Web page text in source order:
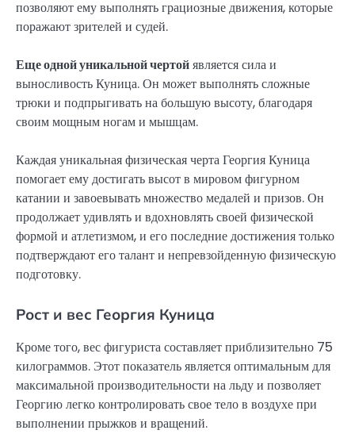
позволяют ему выполнять грациозные движения, которые
поражают зрителей и судей.
Еще одной уникальной чертойявляется сила и
выносливость Куница. Он может выполнять сложные
трюки и подпрыгивать на большую высоту, благодаря
своим мощным ногам и мышцам.
Каждая уникальная физическая черта Георгия Куница
помогает ему достигать высот в мировом фигурном
катании и завоевывать множество медалей и призов. Он
продолжает удивлять и вдохновлять своей физической
формой и атлетизмом, и его последние достижения только
подтверждают его талант и непревзойденную физическую
подготовку.
Рост и вес Георгия Куница
Кроме того, вес фигуриста составляет приблизительно 75
килограммов. Этот показатель является оптимальным для
максимальной производительности на льду и позволяет
Георгию легко контролировать свое тело в воздухе при
выполнении прыжков и вращений.